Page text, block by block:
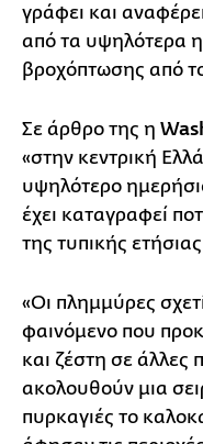
γράφει και
από τα υψηλότερα
βροχόπτωσης από
Σε άρθρο της η
«στην κεντρική
υψηλότερο
έχει καταγραφεί
της τυπικής
«Οι πλημμύρες
φαινόμενο που
και ζέστη σε άλλες
ακολουθούν μια
πυρκαγιές το